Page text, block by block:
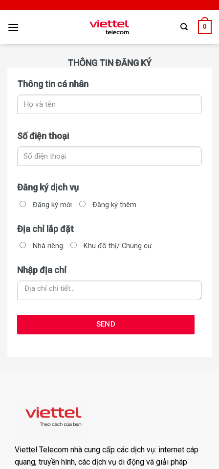
0
THÔNG TIN ĐĂNG KÝ
Thông tin cá nhân
Số điện thoại
Đăng ký dịch vụ
Đăng ký mới Đăng ký thêm
Địa chỉ lắp đặt
Nhà riêng Khu đô thị/ Chung cư
Nhập địa chỉ
SEND
Viettel Telecom nhà cung cấp các dịch vụ: internet cáp
quang, truyền hình, các dịch vụ di động và giải pháp